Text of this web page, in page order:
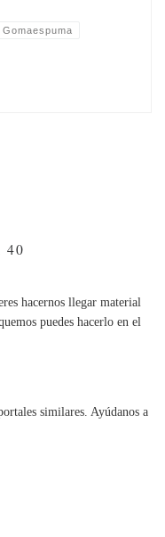
Gomaespuma
40
hacernos llegar material
puedes hacerlo en el
similares. Ayúdanos a